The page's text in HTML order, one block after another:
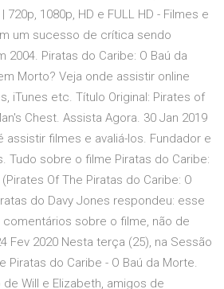
1080p, HD e FULL HD - Filmes e
um sucesso de crítica sendo
2004. Piratas do Caribe: O Baú da
Morto? Veja onde assistir online
iTunes etc. Título Original: Pirates of
Chest. Assista Agora. 30 Jan 2019
assistir filmes e avaliá-los. Fundador e
Tudo sobre o filme Piratas do Caribe:
Of The Piratas do Caribe: O
do Davy Jones respondeu: esse
sobre o filme, não de
Fev 2020 Nesta terça (25), na Sessão
Piratas do Caribe - O Baú da Morte.
Will e Elizabeth, amigos de